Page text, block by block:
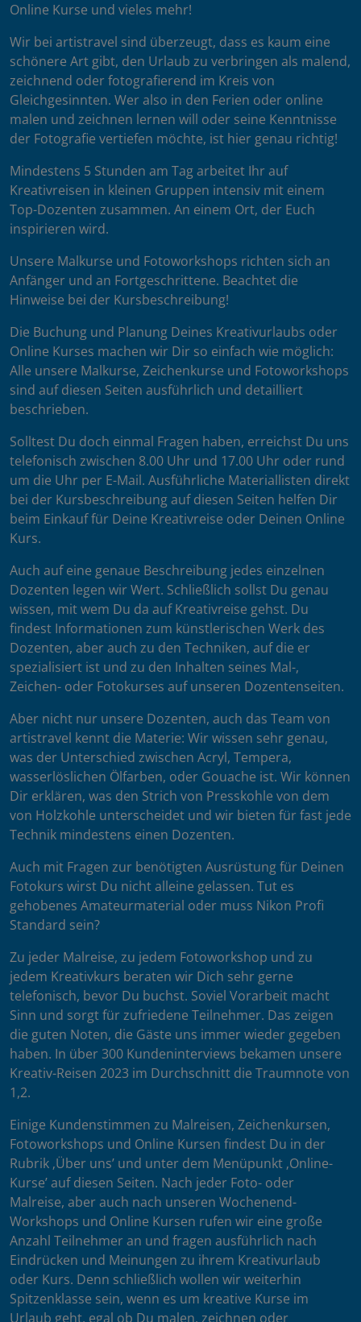
Online Kurse und vieles mehr!
Wir bei artistravel sind überzeugt, dass es kaum eine
schönere Art gibt, den Urlaub zu verbringen als malend,
zeichnend oder fotografierend im Kreis von
Gleichgesinnten. Wer also in den Ferien oder online
malen und zeichnen lernen will oder seine Kenntnisse
der Fotografie vertiefen möchte, ist hier genau richtig!
Mindestens 5 Stunden am Tag arbeitet Ihr auf
Kreativreisen in kleinen Gruppen intensiv mit einem
Top-Dozenten zusammen. An einem Ort, der Euch
inspirieren wird.
Unsere Malkurse und Fotoworkshops richten sich an
Anfänger und an Fortgeschrittene. Beachtet die
Hinweise bei der Kursbeschreibung!
Die Buchung und Planung Deines Kreativurlaubs oder
Online Kurses machen wir Dir so einfach wie möglich:
Alle unsere Malkurse, Zeichenkurse und Fotoworkshops
sind auf diesen Seiten ausführlich und detailliert
beschrieben.
Solltest Du doch einmal Fragen haben, erreichst Du uns
telefonisch zwischen 8.00 Uhr und 17.00 Uhr oder rund
um die Uhr per E-Mail. Ausführliche Materiallisten direkt
bei der Kursbeschreibung auf diesen Seiten helfen Dir
beim Einkauf für Deine Kreativreise oder Deinen Online
Kurs.
Auch auf eine genaue Beschreibung jedes einzelnen
Dozenten legen wir Wert. Schließlich sollst Du genau
wissen, mit wem Du da auf Kreativreise gehst. Du
findest Informationen zum künstlerischen Werk des
Dozenten, aber auch zu den Techniken, auf die er
spezialisiert ist und zu den Inhalten seines Mal-,
Zeichen- oder Fotokurses auf unseren Dozentenseiten.
Aber nicht nur unsere Dozenten, auch das Team von
artistravel kennt die Materie: Wir wissen sehr genau,
was der Unterschied zwischen Acryl, Tempera,
wasserlöslichen Ölfarben, oder Gouache ist. Wir können
Dir erklären, was den Strich von Presskohle von dem
von Holzkohle unterscheidet und wir bieten für fast jede
Technik mindestens einen Dozenten.
Auch mit Fragen zur benötigten Ausrüstung für Deinen
Fotokurs wirst Du nicht alleine gelassen. Tut es
gehobenes Amateurmaterial oder muss Nikon Profi
Standard sein?
Zu jeder Malreise, zu jedem Fotoworkshop und zu
jedem Kreativkurs beraten wir Dich sehr gerne
telefonisch, bevor Du buchst. Soviel Vorarbeit macht
Sinn und sorgt für zufriedene Teilnehmer. Das zeigen
die guten Noten, die Gäste uns immer wieder gegeben
haben. In über 300 Kundeninterviews bekamen unsere
Kreativ-Reisen 2023 im Durchschnitt die Traumnote von
1,2.
Einige Kundenstimmen zu Malreisen, Zeichenkursen,
Fotoworkshops und Online Kursen findest Du in der
Rubrik ‚Über uns’ und unter dem Menüpunkt ‚Online-
Kurse’ auf diesen Seiten. Nach jeder Foto- oder
Malreise, aber auch nach unseren Wochenend-
Workshops und Online Kursen rufen wir eine große
Anzahl Teilnehmer an und fragen ausführlich nach
Eindrücken und Meinungen zu ihrem Kreativurlaub
oder Kurs. Denn schließlich wollen wir weiterhin
Spitzenklasse sein, wenn es um kreative Kurse im
Urlaub geht, egal ob Du malen, zeichnen oder